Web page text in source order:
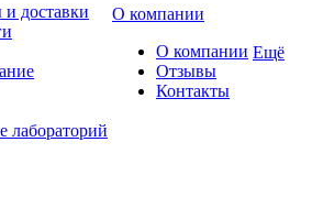
доставки
лабораторий
О компании
О компании
Отзывы
Контакты
Ещё